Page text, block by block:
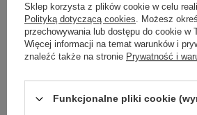
Gwarancja
RĘKOJMIA 24 M-CE
podstawie ustawy z dnia 30 maja 2014r. o
PODMIOT ODPOWIEDZIALNY ZA TEN
Sklep korzysta z plików cookie w celu
Polityką dotyczącą cookies. Możesz
przechowywania lub dostępu do cookie w
Więcej informacji na temat warunków i
znaleźć także na stronie Prywatność i
Funkcjonalne pliki cookie